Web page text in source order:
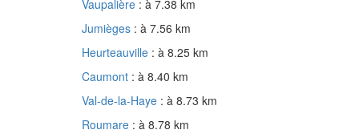
Vaupalière : à 7.38 km
Jumièges : à 7.56 km
Heurteauville : à 8.25 km
Caumont : à 8.40 km
Val-de-la-Haye : à 8.73 km
Roumare : à 8.78 km